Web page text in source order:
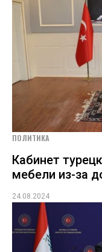
ПОЛИТИКА
Кабинет
мебели из-за
24.08.2024